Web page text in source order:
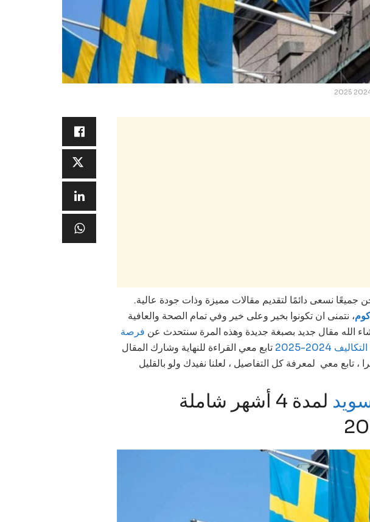
جميعًا نسعى دائمًا لتقديم مقالات مميزة وذات جودة عالية.
، نتمنى ان تكونوا بخير وعلى خير وفي تمام الصحة والعافية
الله مقال جديد بصبغة جديدة وهذه المرة سنتحدث عن فرصة
تابع معي القراءة للنهاية وشارك المقال
، تابع معي لمعرفة كل التفاصيل ، لعلنا نفيدك ولو بالقليل
لمدة 4 أشهر شاملة